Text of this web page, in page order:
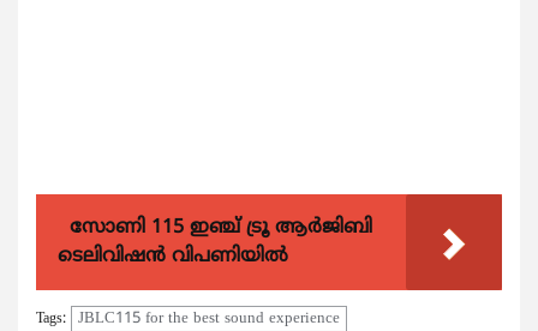
സോണി 115 ഇഞ്ച് ട്രൂ ആർജിബി
ടെലിവിഷൻ വിപണിയിൽ
Tags: JBLC115 for the best sound experience